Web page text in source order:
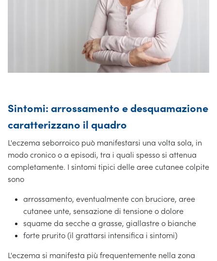
Sintomi: arrossamento e desquamazione
caratterizzano il quadro
L'eczema seborroico può manifestarsi una volta sola, in
modo cronico o a episodi, tra i quali spesso si attenua
completamente. I sintomi tipici delle aree cutanee colpite
sono
arrossamento, eventualmente con bruciore, aree
cutanee unte, sensazione di tensione o dolore
squame da secche a grasse, giallastre o bianche
forte prurito (il grattarsi intensifica i sintomi)
L'eczema si manifesta più frequentemente nella zona